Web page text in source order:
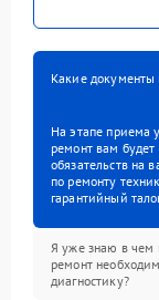
Какие документы
На этапе приема
ремонт вам будет
обязательств на
по ремонту
гарантийный
Я уже знаю в чем
ремонт
диагностику?